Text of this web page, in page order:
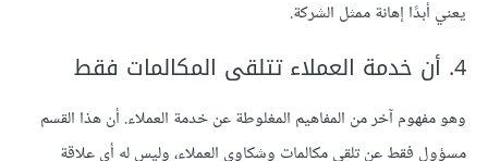
يعني أبدًا إهانة ممثل الشركة.
4. أن خدمة العملاء تتلقى المكالمات فقط
وهو مفهوم آخر من المفاهيم المغلوطة عن خدمة العملاء. أن هذا القسم
مسؤول فقط عن تلقي مكالمات وشكاوى العملاء، وليس له أي علاقة